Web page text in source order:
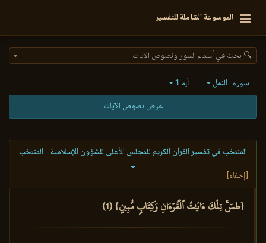
الموسوعة الشاملة للتفسير
🔍 بحث في أسماء السور ونصوص الآيات
سورة النمل آية 1
عرض نصوص الآيات
المنتخب في تفسير القرآن الكريم للمجلس الأعلى للشؤون الإسلامية - المنتخب
[إخفاء]
{طسٓۚ تِلۡكَ ءَايَٰتُ ٱلۡقُرۡءَانِ وَكِتَابٖ مُّبِينٍ} (1)